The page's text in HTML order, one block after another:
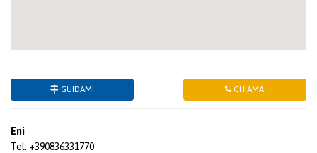
GUIDAMI CHIAMA
Eni
Tel: +390836331770